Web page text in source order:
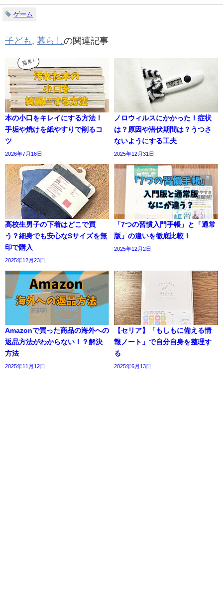
ゲーム
子ども , 暮らしの関連記事
本の小口をキレイにする方法！
手垢や焼けを紙やすりで削るコ
ツ
2026年7月16日
ノロウィルスにかかった！症状
は？原因や潜伏期間は？うつさ
ないようにする工夫
2025年12月31日
高校生男子の下着はどこで買
う？細身でも安心なSサイズを無
印で購入
2025年12月23日
「7つの習慣入門手帳」と「通常
版」の違いを徹底比較！
2025年12月2日
Amazonで買った商品の海外への
返品方法がわからない！？解決
方法
2025年11月12日
【セリア】「もしもに備える情
報ノート」で自分自身を整理す
る
2025年6月13日